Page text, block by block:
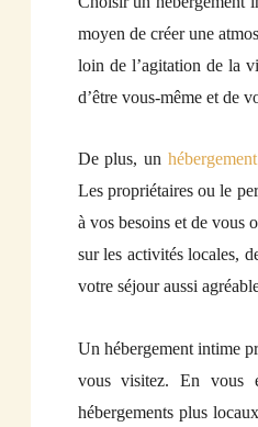
moyen de créer une
loin de l’agitation de la
d’être vous-même et de
De plus, un
Les propriétaires ou le
à vos besoins et de vous
sur les activités locales,
votre séjour aussi
Un hébergement intime
vous visitez. En vous
hébergements plus